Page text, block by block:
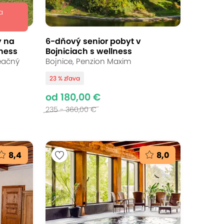
na
6-dňový senior pobyt v
Bojniciach s wellness
Bojnice, Penzion Maxim
23 % zľava
od 180,00 €
235 - 360,00 €
8,4 8,0